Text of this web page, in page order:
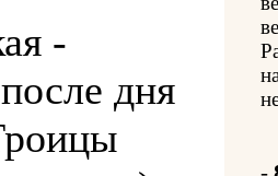
-
дня